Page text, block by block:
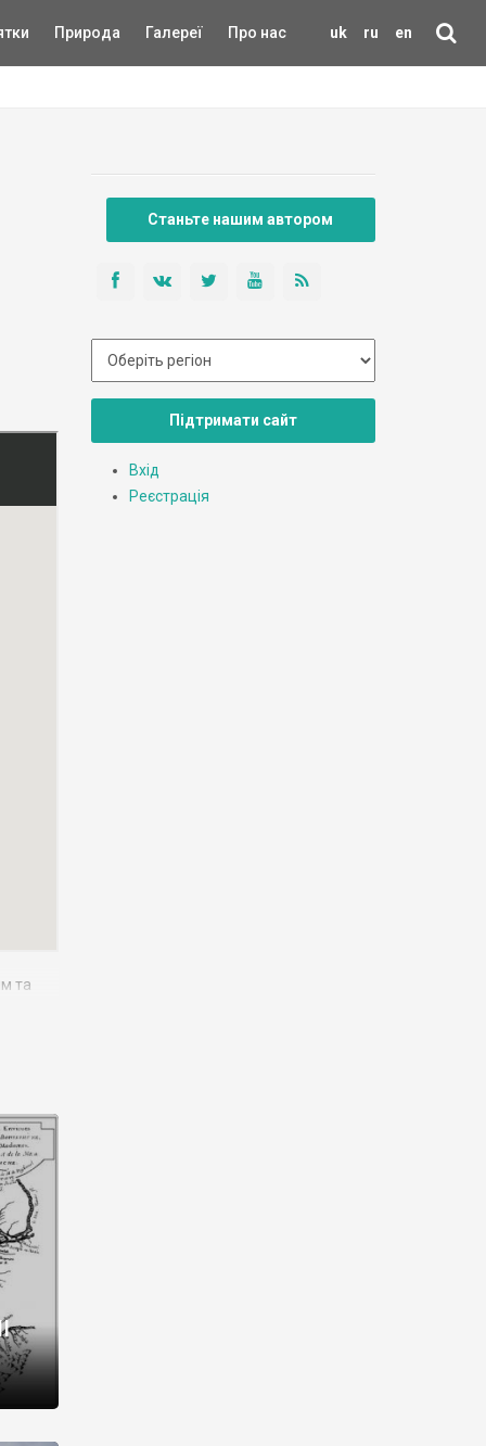
uk ru en
Природа Галереї Про нас
та
Станьте нашим автором
Підтримати сайт
Вхід
Реєстрація